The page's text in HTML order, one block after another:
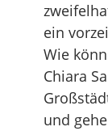
ein
Wie
Chiara
und